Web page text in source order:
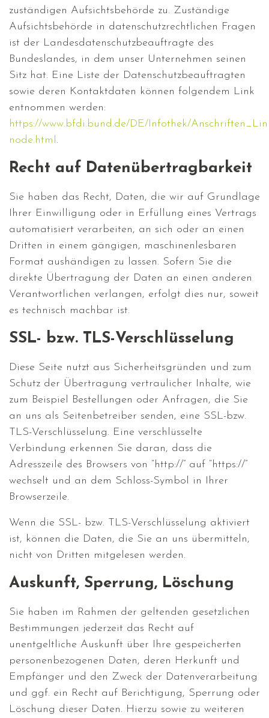
zuständigen Aufsichtsbehörde zu. Zuständige
Aufsichtsbehörde in datenschutzrechtlichen Fragen
ist der Landesdatenschutzbeauftragte des
Bundeslandes, in dem unser Unternehmen seinen
Sitz hat. Eine Liste der Datenschutzbeauftragten
sowie deren Kontaktdaten können folgendem Link
entnommen werden:
https://www.bfdi.bund.de/DE/Infothek/
node.html.
Recht auf Datenübertragbarkeit
Sie haben das Recht, Daten, die wir auf Grundlage
Ihrer Einwilligung oder in Erfüllung eines Vertrags
automatisiert verarbeiten, an sich oder an einen
Dritten in einem gängigen, maschinenlesbaren
Format aushändigen zu lassen. Sofern Sie die
direkte Übertragung der Daten an einen anderen
Verantwortlichen verlangen, erfolgt dies nur, soweit
es technisch machbar ist.
SSL- bzw. TLS-Verschlüsselung
Diese Seite nutzt aus Sicherheitsgründen und zum
Schutz der Übertragung vertraulicher Inhalte, wie
zum Beispiel Bestellungen oder Anfragen, die Sie
an uns als Seitenbetreiber senden, eine SSL-bzw.
TLS-Verschlüsselung. Eine verschlüsselte
Verbindung erkennen Sie daran, dass die
Adresszeile des Browsers von “http://” auf “https://”
wechselt und an dem Schloss-Symbol in Ihrer
Browserzeile.
Wenn die SSL- bzw. TLS-Verschlüsselung aktiviert
ist, können die Daten, die Sie an uns übermitteln,
nicht von Dritten mitgelesen werden.
Auskunft, Sperrung, Löschung
Sie haben im Rahmen der geltenden gesetzlichen
Bestimmungen jederzeit das Recht auf
unentgeltliche Auskunft über Ihre gespeicherten
personenbezogenen Daten, deren Herkunft und
Empfänger und den Zweck der Datenverarbeitung
und ggf. ein Recht auf Berichtigung, Sperrung oder
Löschung dieser Daten. Hierzu sowie zu weiteren